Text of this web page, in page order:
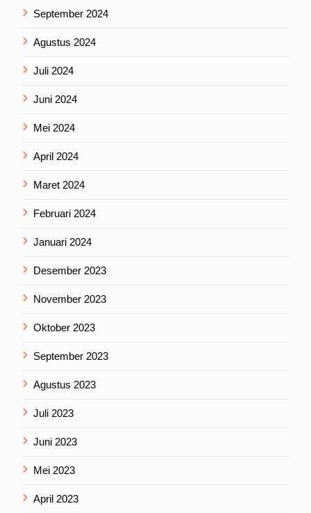
September 2024
Agustus 2024
Juli 2024
Juni 2024
Mei 2024
April 2024
Maret 2024
Februari 2024
Januari 2024
Desember 2023
November 2023
Oktober 2023
September 2023
Agustus 2023
Juli 2023
Juni 2023
Mei 2023
April 2023